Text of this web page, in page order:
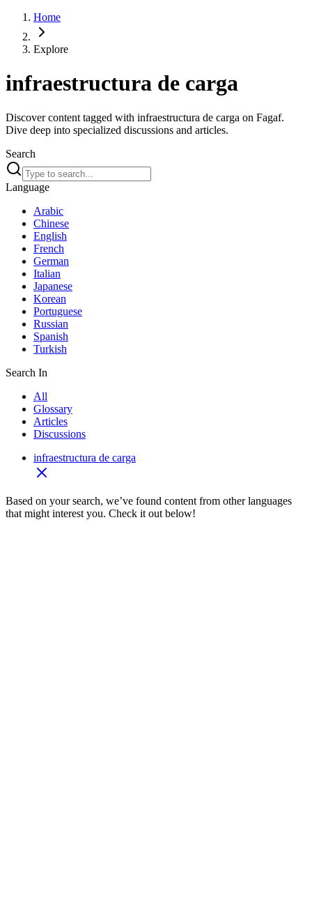
Home
Explore
infraestructura de carga
Discover content tagged with infraestructura de carga on Fagaf.
Dive deep into specialized discussions and articles.
Search
Language
Arabic
Chinese
English
French
German
Italian
Japanese
Korean
Portuguese
Russian
Spanish
Turkish
Search In
All
Glossary
Articles
Discussions
infraestructura de carga
Based on your search, we’ve found content from other languages
that might interest you. Check it out below!